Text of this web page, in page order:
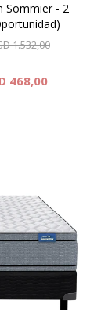
Sommier - 2
1.532,00
468,00
espumas
altura de
la suma
a las capas